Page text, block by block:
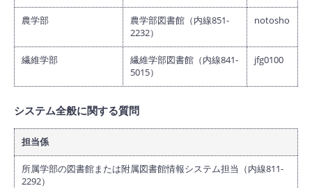
農学部
農学部図書館（内線851-
2232）
notosho
繊維学部
繊維学部図書館（内線841-
5015）
jfg0100
システム全般に関する質問
担当係
所属学部の図書館または附属図書館情報システム担当（内線811-
2292）